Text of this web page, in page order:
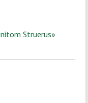
Struerus»